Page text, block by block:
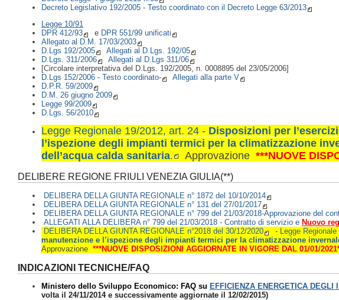
Decreto Legislativo 192/2005 - Testo coordinato con il Decreto Legge 63/2013
Legge 10/91
DPR 412/93
e DPR 551/99 unificati
Allegato al D.M. 17/03/2003
D.Lgs 192/2005
Allegati al D.Lgs. 192/05
D.Lgs. 311/2006
Allegati al D.Lgs 311/06
[Circolare interpretativa del D.Lgs. 192/2005, n. 0008895 del 23/05/2006]
D.Lgs 152/2006 - Testo coordinato-
Allegati alla parte V
D.P.R. 59/2009
D.M. 26 giugno 2009
Legge 99/2009
D.Lgs. 56/2010
Legge Regionale 19/2012, art. 24 - Disposizioni per
l’ispezione degli impianti termici per la climatizzazione
dell’acqua calda sanitaria. Approvazione ***NUOVE
DELIBERE REGIONE FRIULI VENEZIA GIULIA(**)
DELIBERA DELLA GIUNTA REGIONALE n° 1872 del 10/10/2014
DELIBERA DELLA GIUNTA REGIONALE n° 131 del 27/01/2017
DELIBERA DELLA GIUNTA REGIONALE n° 799 del 21/03/2018-Approvazione del
ALLEGATI ALLA DELIBERA n° 799 del 21/03/2018 - Contratto di servizio e Nuovo
DELIBERA DELLA GIUNTA REGIONALE n°2018 del 30/12/2020
- Legge
manutenzione e l’ispezione degli impianti termici per la climatizzazione
Approvazione ***NUOVE DISPOSIZIONI AGGIORNATE IN VIGORE DAL 01/01/
INDICAZIONI TECNICHE/FAQ
Ministero dello Sviluppo Economico: FAQ su EFFICIENZA ENERGETICA
volta il 24/11/2014 e successivamente aggiornate il 12/02/2015)